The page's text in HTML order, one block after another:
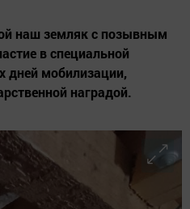
наш земляк с позывным
в специальной
дней мобилизации,
наградой.